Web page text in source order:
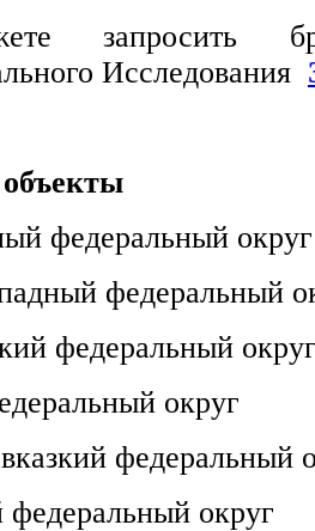
запросить
Исследования
федеральный округ
федеральный
федеральный
округ
федеральный
федеральный округ